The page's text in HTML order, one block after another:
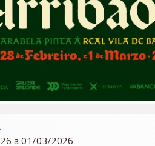
a 01/03/2026